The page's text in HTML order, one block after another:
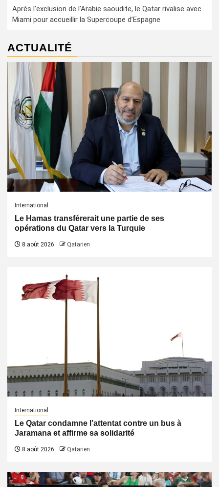
Après l’exclusion de l’Arabie saoudite, le Qatar rivalise avec
Miami pour accueillir la Supercoupe d’Espagne
ACTUALITÉ
International
Le Hamas transférerait une partie de ses
opérations du Qatar vers la Turquie
8 août 2026 Qatarien
International
Le Qatar condamne l’attentat contre un bus à
Jaramana et affirme sa solidarité
8 août 2026 Qatarien